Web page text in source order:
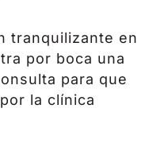
tranquilizante en
por boca una
para que
la clínica